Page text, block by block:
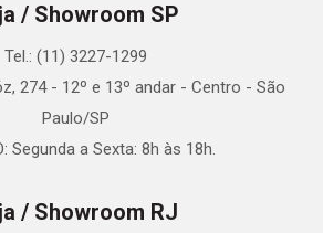
/ Showroom SP
Tel.: (11) 3227-1299
274 - 12º e 13º andar - Centro - São
Paulo/SP
Segunda a Sexta: 8h às 18h.
/ Showroom RJ